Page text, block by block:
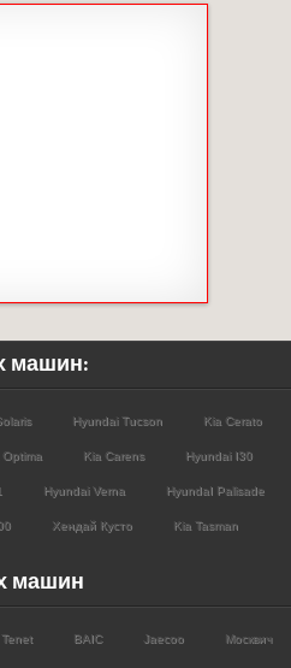
машин:
Hyundai Tucson Kia Cerato
Optima Kia Carens Hyundai I30
Hyundai Verna HyundaI Palisade
Хендай Кусто Kia Tasman
машин
Tenet BAIC Jaecoo Москвич